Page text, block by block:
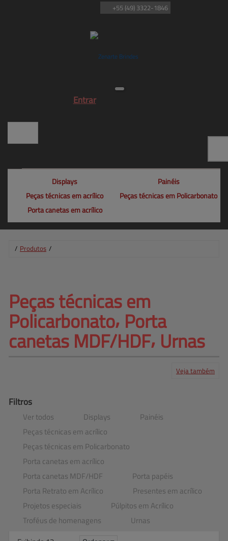
Entrar
+55 (49) 3322-1846
Displays
Painéis
Peças técnicas em acrílico
Peças técnicas em Policarbonato
Porta canetas em acrílico
/ Produtos /
Peças técnicas em
Policarbonato⸴ Porta
canetas MDF/HDF⸴ Urnas
Veja também
Filtros
Ver todos Displays
Painéis
Peças técnicas em acrílico
Peças técnicas em Policarbonato
Porta canetas em acrílico
Porta canetas MDF​/​HDF
Porta papéis
Porta Retrato em Acrílico
Presentes em acrílico
Projetos especiais
Púlpitos em Acrílico
Troféus de homenagens
Urnas